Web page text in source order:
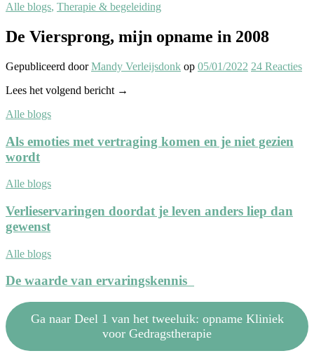
Alle blogs, Therapie & begeleiding
De Viersprong, mijn opname in 2008
Gepubliceerd doorMandy Verleijsdonk op 05/01/2022 24 Reacties
Lees het volgend bericht →
Alle blogs
Als emoties met vertraging komen en je niet gezien
wordt
Alle blogs
Verlieservaringen doordat je leven anders liep dan
gewenst
Alle blogs
De waarde van ervaringskennis
Ga naar Deel 1 van het tweeluik: opname Kliniek
voor Gedragstherapie